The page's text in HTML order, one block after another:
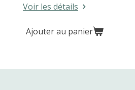
Voir les détails
Ajouter au panier